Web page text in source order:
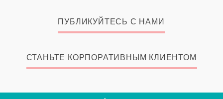
ПУБЛИКУЙТЕСЬ С НАМИ
СТАНЬТЕ КОРПОРАТИВНЫМ КЛИЕНТОМ